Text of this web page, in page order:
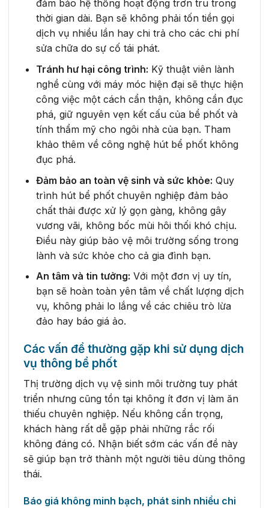
đảm bảo hệ thống hoạt động trơn tru trong
thời gian dài. Bạn sẽ không phải tốn tiền gọi
dịch vụ nhiều lần hay chi trả cho các chi phí
sửa chữa do sự cố tái phát.
Tránh hư hại công trình: Kỹ thuật viên lành
nghề cùng với máy móc hiện đại sẽ thực hiện
công việc một cách cẩn thận, không cần đục
phá, giữ nguyên vẹn kết cấu của bể phốt và
tính thẩm mỹ cho ngôi nhà của bạn. Tham
khảo thêm về công nghệ hút bể phốt không
đục phá.
Đảm bảo an toàn vệ sinh và sức khỏe: Quy
trình hút bể phốt chuyên nghiệp đảm bảo
chất thải được xử lý gọn gàng, không gây
vương vãi, không bốc mùi hôi thối khó chịu.
Điều này giúp bảo vệ môi trường sống trong
lành và sức khỏe cho cả gia đình bạn.
An tâm và tin tưởng: Với một đơn vị uy tín,
bạn sẽ hoàn toàn yên tâm về chất lượng dịch
vụ, không phải lo lắng về các chiêu trò lừa
đảo hay báo giá ảo.
Các vấn đề thường gặp khi sử dụng dịch
vụ thông bể phốt
Thị trường dịch vụ vệ sinh môi trường tuy phát
triển nhưng cũng tồn tại không ít đơn vị làm ăn
thiếu chuyên nghiệp. Nếu không cẩn trọng,
khách hàng rất dễ gặp phải những rắc rối
không đáng có. Nhận biết sớm các vấn đề này
sẽ giúp bạn trở thành một người tiêu dùng thông
thái.
Báo giá không minh bạch, phát sinh nhiều chi